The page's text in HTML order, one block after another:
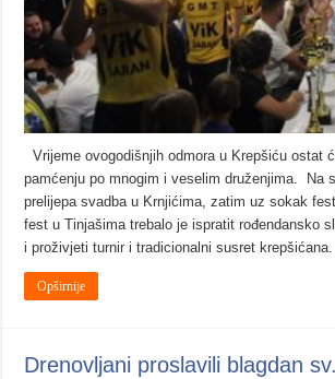
Vrijeme ovogodišnjih odmora u Krepšiću ostat
pamćenju po mnogim i veselim druženjima. Na
prelijepa svadba u Krnjićima, zatim uz sokak
fest u Tinjašima trebalo je ispratit rođendansko
i proživjeti turnir i tradicionalni susret krepšićana.
Opširnije
Drenovljani proslavili blagdan